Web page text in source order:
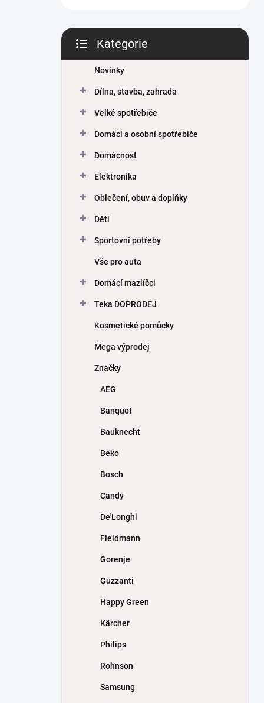
kategorie
Kategorie
Novinky
Dílna, stavba, zahrada
Velké spotřebiče
Domácí a osobní spotřebiče
Domácnost
Elektronika
Oblečení, obuv a doplňky
Děti
Sportovní potřeby
Vše pro auta
Domácí mazlíčci
Teka DOPRODEJ
Kosmetické pomůcky
Mega výprodej
Značky
AEG
Banquet
Bauknecht
Beko
Bosch
Candy
De'Longhi
Fieldmann
Gorenje
Guzzanti
Happy Green
Kärcher
Philips
Rohnson
Samsung